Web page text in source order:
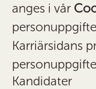
anges i vår
Karriärsidans
Kandidater